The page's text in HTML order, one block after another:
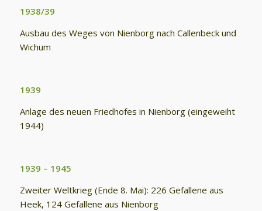
1938/39
Ausbau des Weges von Nienborg nach Callenbeck und
Wichum
1939
Anlage des neuen Friedhofes in Nienborg (eingeweiht
1944)
1939 – 1945
Zweiter Weltkrieg (Ende 8. Mai): 226 Gefallene aus
Heek, 124 Gefallene aus Nienborg